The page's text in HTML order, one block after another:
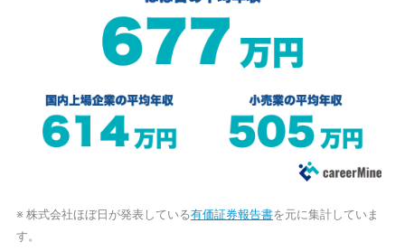
※ 株式会社ほぼ日が発表している有価証券報告書を元に集計していま
す。